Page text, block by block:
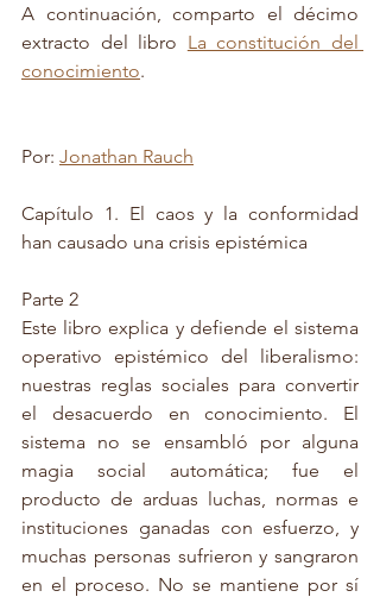
A continuación, comparto el décimo
extracto del libro La constitución del
conocimiento.
Por: Jonathan Rauch
Capítulo 1. El caos y la conformidad
han causado una crisis epistémica
Parte 2
Este libro explica y defiende el sistema
operativo epistémico del liberalismo:
nuestras reglas sociales para convertir
el desacuerdo en conocimiento. El
sistema no se ensambló por alguna
magia social automática; fue el
producto de arduas luchas, normas e
instituciones ganadas con esfuerzo, y
muchas personas sufrieron y sangraron
en el proceso. No se mantiene por sí